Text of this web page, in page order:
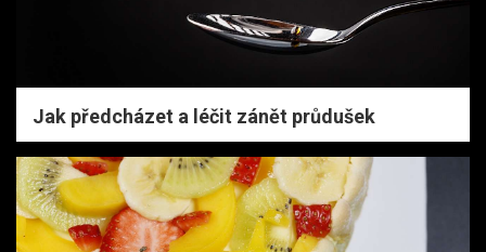
Jak předcházet a léčit zánět průdušek